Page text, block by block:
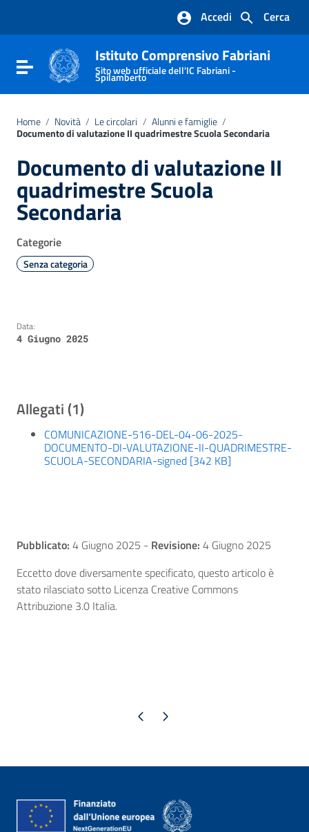
Vai al footer
Cerca
Accedi
Attiva / disattiva la navigazione
Istituto Comprensivo Fabriani
Sito web ufficiale dell'IC Fabriani -
Spilamberto
Home / Novità / Le circolari / Alunni e famiglie /
Documento di valutazione II quadrimestre Scuola Secondaria
Documento di valutazione II
quadrimestre Scuola
Secondaria
Categorie
Senza categoria
Data:
4 Giugno 2025
Allegati (1)
COMUNICAZIONE-516-DEL-04-06-2025-
DOCUMENTO-DI-VALUTAZIONE-II-QUADRIMESTRE-
SCUOLA-SECONDARIA-signed [342 KB]
Pubblicato: 4 Giugno 2025 - Revisione: 4 Giugno 2025
Eccetto dove diversamente specificato, questo articolo è
stato rilasciato sotto Licenza Creative Commons
Attribuzione 3.0 Italia.
Pagina precedente
Pagina successiva